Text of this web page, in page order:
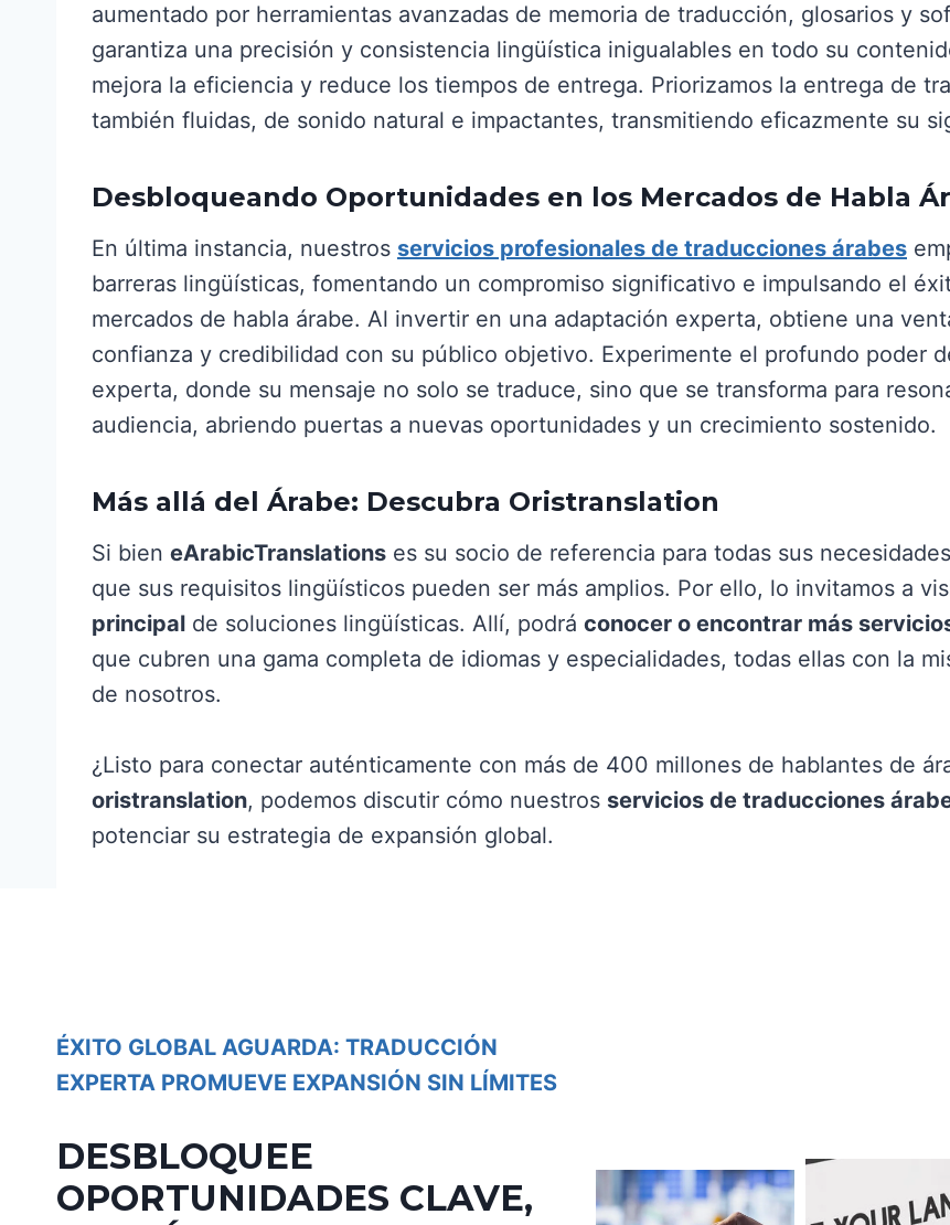
aumentado por herramientas avanzadas de memoria de traducción, glosarios y
garantiza una precisión y consistencia lingüística inigualables en todo su
mejora la eficiencia y reduce los tiempos de entrega. Priorizamos la entrega de
también fluidas, de sonido natural e impactantes, transmitiendo eficazmente su
Desbloqueando Oportunidades en los Mercados de Habla
En última instancia, nuestros servicios profesionales de traducciones árabes
barreras lingüísticas, fomentando un compromiso significativo e impulsando el
mercados de habla árabe. Al invertir en una adaptación experta, obtiene una
confianza y credibilidad con su público objetivo. Experimente el profundo poder
experta, donde su mensaje no solo se traduce, sino que se transforma para
audiencia, abriendo puertas a nuevas oportunidades y un crecimiento sostenido.
Más allá del Árabe: Descubra Oristranslation
Si bien eArabicTranslations es su socio de referencia para todas sus
que sus requisitos lingüísticos pueden ser más amplios. Por ello, lo invitamos a
principal de soluciones lingüísticas. Allí, podrá conocer o encontrar más
que cubren una gama completa de idiomas y especialidades, todas ellas con la
de nosotros.
¿Listo para conectar auténticamente con más de 400 millones de hablantes de
oristranslation, podemos discutir cómo nuestros servicios de traducciones
potenciar su estrategia de expansión global.
ÉXITO GLOBAL AGUARDA: TRADUCCIÓN
EXPERTA PROMUEVE EXPANSIÓN SIN LÍMITES
DESBLOQUEE
OPORTUNIDADES CLAVE,